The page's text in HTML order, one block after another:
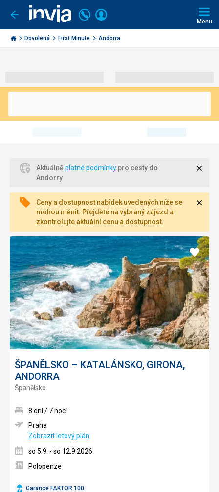
Jít
zpět
Invia.cz
Volejte
226
000
290
Přihlásit
Menu
Dovolená First Minute Andorra
Aktuálně platné podmínky pro cesty do
Andorry
Ceny a dostupnost nabídek uvedených níže se
mohou měnit. Přejděte na vybraný zájezd a
zkontrolujte aktuální cenu a dostupnost.
ŠPANĚLSKO – KATALÁNSKO, GIRONA,
ANDORRA
Španělsko
Přidat
do
Garance FAKTOR 100
8 dní / 7 nocí
Praha
Zobrazit letový plán
so 5.9. - so 12.9.2026
Polopenze